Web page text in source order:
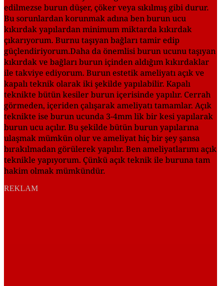
edilmezse burun düşer, çöker veya sıkılmış gibi durur.
Bu sorunlardan korunmak adına ben burun ucu
kıkırdak yapılardan minimum miktarda kıkırdak
çıkarıyorum. Burnu taşıyan bağları tamir edip
güçlendiriyorum.Daha da önemlisi burun ucunu taşıyan
kıkırdak ve bağları burun içinden aldığım kıkırdaklar
ile takviye ediyorum. Burun estetik ameliyatı açık ve
kapalı teknik olarak iki şekilde yapılabilir. Kapalı
teknikte bütün kesiler burun içerisinde yapılır. Cerrah
görmeden, içeriden çalışarak ameliyatı tamamlar. Açık
teknikte ise burun ucunda 3-4mm lik bir kesi yapılarak
burun ucu açılır. Bu şekilde bütün burun yapılarına
ulaşmak mümkün olur ve ameliyat hiç bir şey şansa
bırakılmadan görülerek yapılır. Ben ameliyatlarımı açık
teknikle yapıyorum. Çünkü açık teknik ile buruna tam
hakim olmak mümkündür.
REKLAM